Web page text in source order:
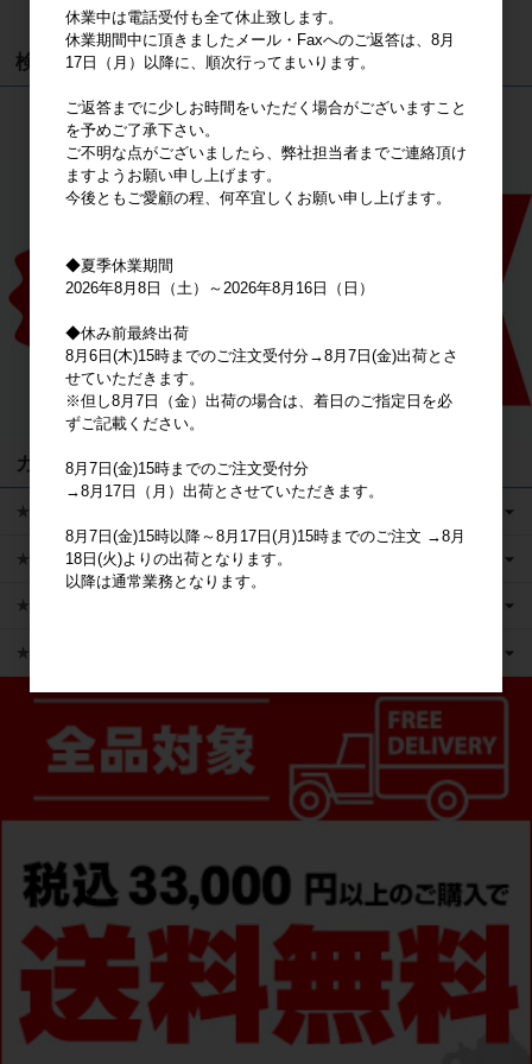
カートは空です
検索
カテゴリ
★キャラクターグッズ
★新商品
★かえるのピクルス ライセンス商品
★ピックアップ
休業中は電話受付も全て休止致します。
休業期間中に頂きましたメール・Faxへのご返答は、8月
17日（月）以降に、順次行ってまいります。
ご返答までに少しお時間をいただく場合がございますこと
を予めご了承下さい。
ご不明な点がございましたら、弊社担当者までご連絡頂け
ますようお願い申し上げます。
今後ともご愛顧の程、何卒宜しくお願い申し上げます。
◆夏季休業期間
2026年8月8日（土）～2026年8月16日（日）
◆休み前最終出荷
8月6日(木)15時までのご注文受付分→8月7日(金)出荷とさ
せていただきます。
※但し8月7日（金）出荷の場合は、着日のご指定日を必
ずご記載ください。
8月7日(金)15時までのご注文受付分
→8月17日（月）出荷とさせていただきます。
8月7日(金)15時以降～8月17日(月)15時までのご注文 →8月
18日(火)よりの出荷となります。
以降は通常業務となります。